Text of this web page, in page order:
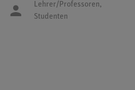
Lehrer/Professoren,
Studenten